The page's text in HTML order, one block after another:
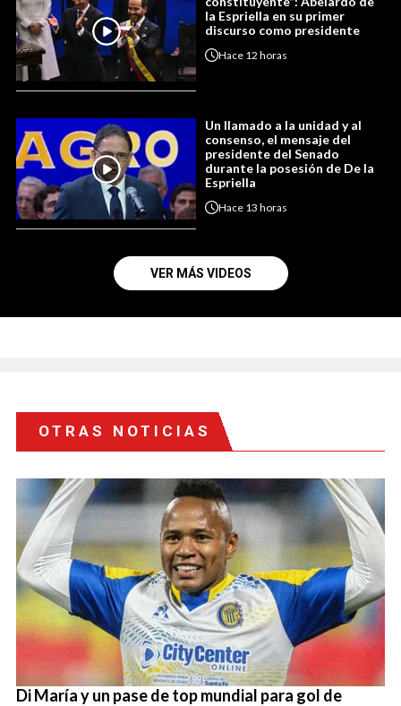
la Espriella en su primer
discurso como presidente
Hace 12 horas
Un llamado a la unidad y al
consenso, el mensaje del
presidente del Senado
durante la posesión de De la
Espriella
Hace 13 horas
VER MÁS VIDEOS
OTRAS NOTICIAS
Di María y un pase de top mundial para gol de